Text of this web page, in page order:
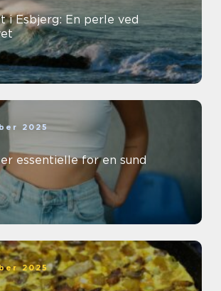
i Esbjerg: En perle ved
2025
essentielle for en sund
2025